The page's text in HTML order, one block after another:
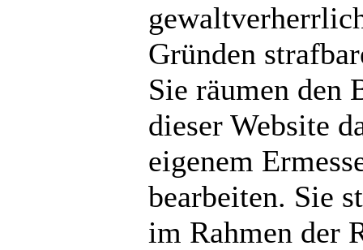
Gründen
Sie räumen den
dieser Website
eigenem
bearbeiten. Sie
im Rahmen der